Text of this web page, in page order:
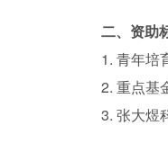
二、资助
1. 青年培
2. 重点基
3. 张大煜